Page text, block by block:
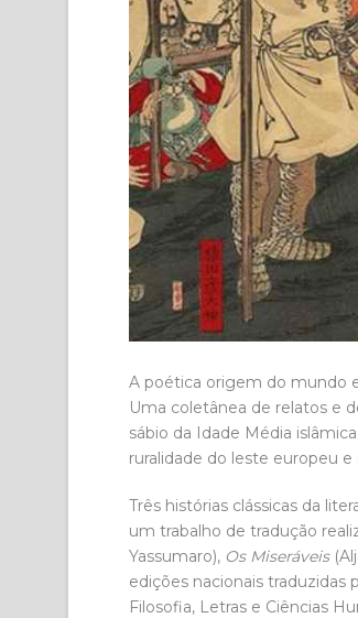
A poética origem do mundo
Uma coletânea de relatos e
sábio da Idade Média
ruralidade do leste europeu
Três histórias clássicas da
um trabalho de tradução
Yassumaro), Os Miseráveis
edições nacionais
Filosofia, Letras e Ciências